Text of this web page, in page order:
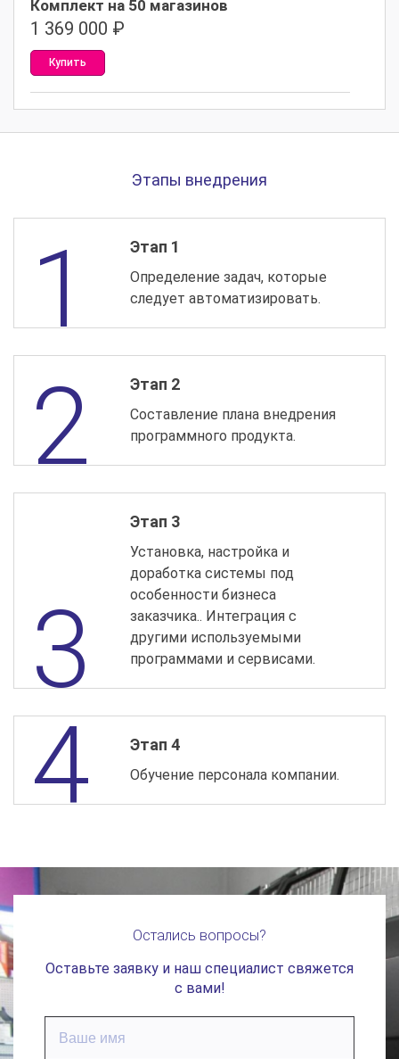
Комплект на 50 магазинов
1 369 000 ₽
Купить
Этапы внедрения
Этап 1
Определение задач, которые
следует автоматизировать.
Этап 2
Составление плана внедрения
программного продукта.
Этап 3
Установка, настройка и
доработка системы под
особенности бизнеса
заказчика.. Интеграция с
другими используемыми
программами и сервисами.
Этап 4
Обучение персонала компании.
Остались вопросы?
Оставьте заявку и наш специалист свяжется
с вами!